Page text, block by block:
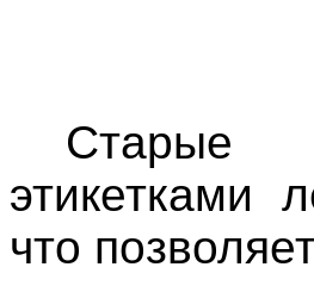
Старые
этикетками
что